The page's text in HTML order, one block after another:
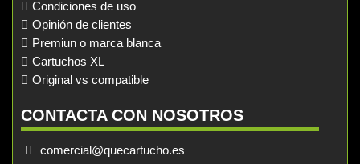
Condiciones de uso
Opinión de clientes
Premiun o marca blanca
Cartuchos XL
Original vs compatible
CONTACTA CON NOSOTROS
comercial@quecartucho.es